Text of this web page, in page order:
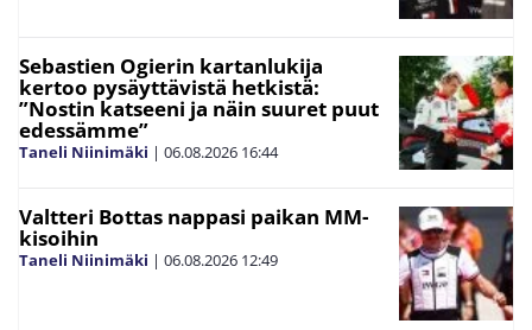
Sebastien Ogierin kartanlukija
kertoo pysäyttävistä hetkistä:
”Nostin katseeni ja näin suuret puut
edessämme”
Taneli Niinimäki | 06.08.2026 16:44
Valtteri Bottas nappasi paikan MM-
kisoihin
Taneli Niinimäki | 06.08.2026 12:49